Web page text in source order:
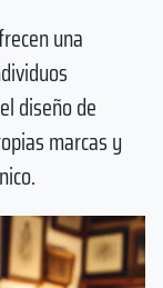
una
diseño de
marcas y